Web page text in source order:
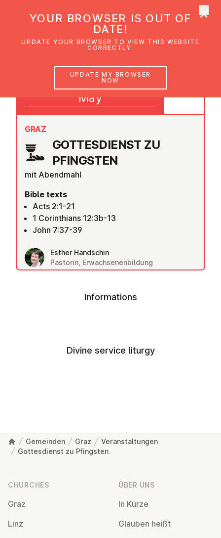
GOTTES­DI­ENST ZU
PFINGSTEN
GRAZ
mit Abendmahl
Bible texts
Acts 2:1-21
1 Corinthians 12:3b-13
John 7:37-39
Esther Handschin
Pastorin, Erwachsenenbildung
24
May
Informations
Divine service liturgy
Gemeinden Graz
Veranstaltungen
Gottesdienst zu Pfingsten
CHURCHES
Graz
Linz
ÜBER UNS
In Kürze
Glauben heißt
YOUR BROWSER IS OUT OF
DATE!
UPDATE YOUR BROWSER TO VIEW THIS WEBSITE
CORRECTLY.
UPDATE MY BROWSER
NOW
×